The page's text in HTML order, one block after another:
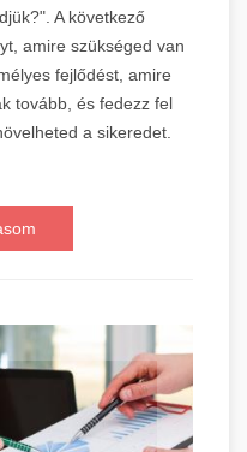
A következő
amire szükséged van
fejlődést, amire
tovább, és fedezz fel
a sikeredet.